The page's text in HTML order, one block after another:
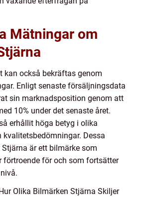
Mätningar om
kan också bekräftas genom
Enligt senaste försäljningsdata
sin marknadsposition genom att
10% under det senaste året.
erhållit höga betyg i olika
kvalitetsbedömningar. Dessa
är ett bilmärke som
förtroende för och som fortsätter
Olika Bilmärken Stjärna Skiljer